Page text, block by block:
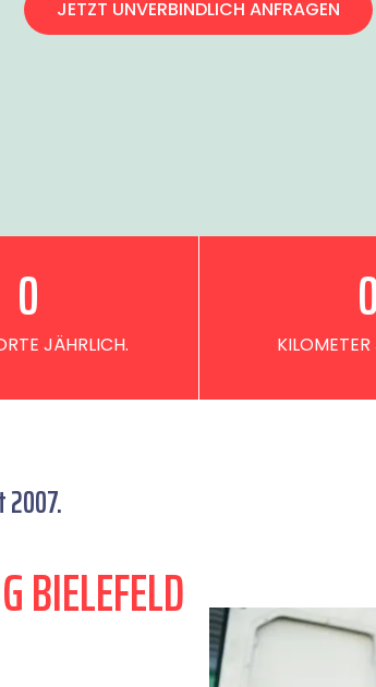
JETZT UNVERBINDLICH ANFRAGEN
JÄHRLICH.
0 0
BIELEFELD